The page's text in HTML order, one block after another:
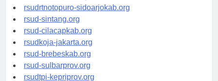
rsudksa-depok.org
rsudrtnotopuro-sidoarjokab.org
rsud-sintang.org
rsud-cilacapkab.org
rsudkoja-jakarta.org
rsud-brebeskab.org
rsud-sulbarprov.org